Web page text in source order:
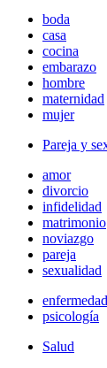
boda
casa
cocina
embarazo
hombre
maternidad
mujer
Pareja y
amor
divorcio
infidelidad
matrimonio
noviazgo
pareja
sexualidad
enfermedad
psicología
Salud